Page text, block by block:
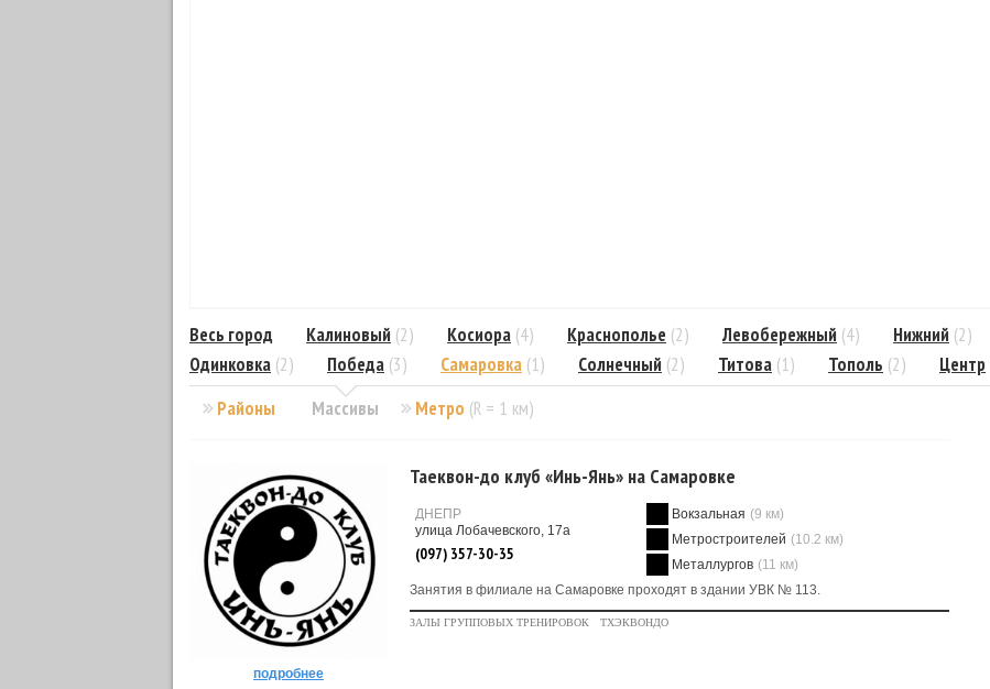
Районы Массивы
Весь город Калиновый (2) Косиора (4) Краснополье (2) Левобережный (4) Нижний (2)
Одинковка (2) Победа (3) Самаровка (1) Солнечный (2) Титова (1) Тополь (2) Центр
Метро (R = 1 км)
подробнее
Таеквон-до клуб «Инь-Янь» на Самаровке
ДНЕПР
улица Лобачевского, 17а
(097) 357-30-35
Вокзальная (9 км)
Метростроителей (10.2 км)
Металлургов (11 км)
Занятия в филиале на Самаровке проходят в здании УВК № 113.
ЗАЛЫ ГРУППОВЫХ ТРЕНИРОВОК ТХЭКВОНДО